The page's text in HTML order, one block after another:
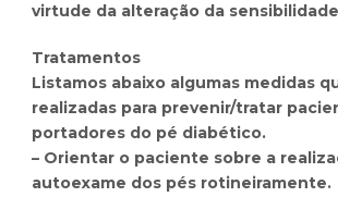
virtude da alteração da
Tratamentos
Listamos abaixo algumas medidas
realizadas para prevenir/tratar
portadores do pé diabético.
– Orientar o paciente sobre a
autoexame dos pés rotineiramente.